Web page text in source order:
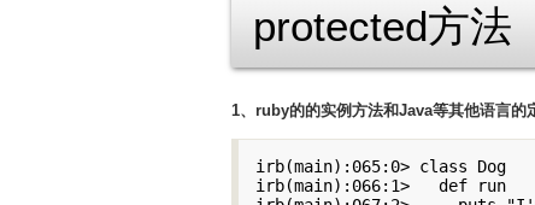
protected方法
1、ruby的的实例方法和Java等其他语言的
irb(main):065:0> class Dog
irb(main):066:1>   def run